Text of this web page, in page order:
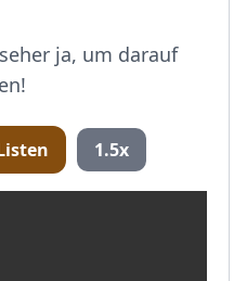
ja, um darauf
1.5x